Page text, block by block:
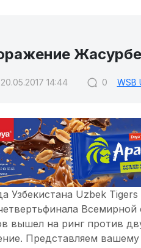
20.05.2017 14:44 0 WSB
Узбекистана Uzbek
вышел на ринг против
Представляем